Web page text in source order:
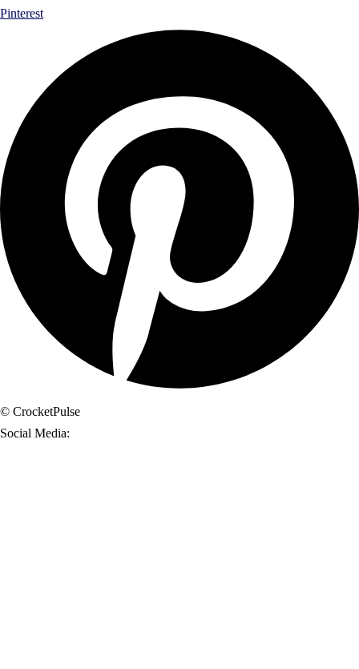
Pinterest
© CrocketPulse
Social Media: